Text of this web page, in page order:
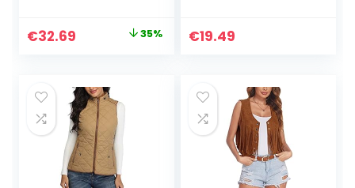
Original
€49.99.
€32.69 Current
€32.69.
35%
waterdicht
regenpak
€19.49